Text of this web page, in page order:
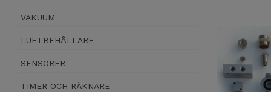
VAKUUM
LUFTBEHÅLLARE
SENSORER
TIMER OCH RÄKNARE